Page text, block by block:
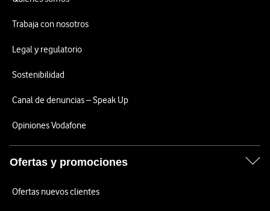
Trabaja con nosotros
Legal y regulatorio
Sostenibilidad
Canal de denuncias – Speak Up
Opiniones Vodafone
Ofertas y promociones
Ofertas nuevos clientes